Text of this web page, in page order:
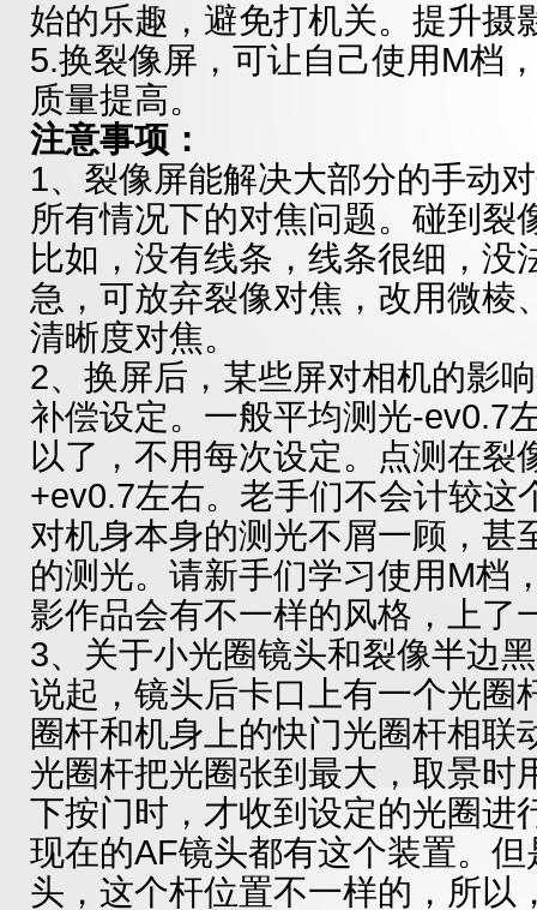
始的乐趣，避免打机关。提升摄
5.换裂像屏，可让自己使用M档
质量提高。
注意事项：
1、裂像屏能解决大部分的手动
所有情况下的对焦问题。碰到裂
比如，没有线条，线条很细，没
急，可放弃裂像对焦，改用微棱
清晰度对焦。
2、换屏后，某些屏对相机的影
补偿设定。一般平均测光-ev0.7
以了，不用每次设定。点测在裂
+ev0.7左右。老手们不会计较这
对机身本身的测光不屑一顾，甚
的测光。请新手们学习使用M档
影作品会有不一样的风格，上了
3、关于小光圈镜头和裂像半边
说起，镜头后卡口上有一个光圈
圈杆和机身上的快门光圈杆相联
光圈杆把光圈张到最大，取景时
下按门时，才收到设定的光圈进
现在的AF镜头都有这个装置。
头，这个杆位置不一样的，所以